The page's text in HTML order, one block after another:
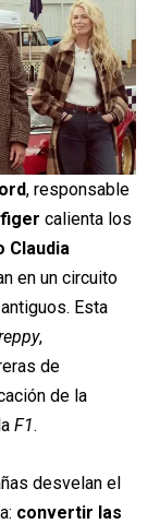
, responsable
calienta los
Claudia
en un circuito
Esta
,
de
de la
F1.
desvelan el
convertir las